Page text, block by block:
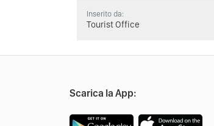
Inserito da:
Tourist Office
Scarica la App: